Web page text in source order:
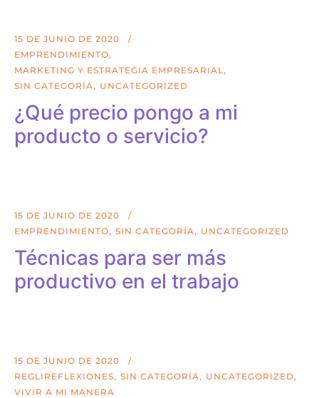
15 DE JUNIO DE 2020
EMPRENDIMIENTO
MARKETING Y ESTRATEGIA EMPRESARIAL
SIN CATEGORÍA
UNCATEGORIZED
¿Qué precio pongo a mi
producto o servicio?
15 DE JUNIO DE 2020
EMPRENDIMIENTO
SIN CATEGORÍA UNCATEGORIZED
Técnicas para ser más
productivo en el trabajo
15 DE JUNIO DE 2020
REGLIREFLEXIONES
SIN CATEGORÍA
UNCATEGORIZED
VIVIR A MI MANERA